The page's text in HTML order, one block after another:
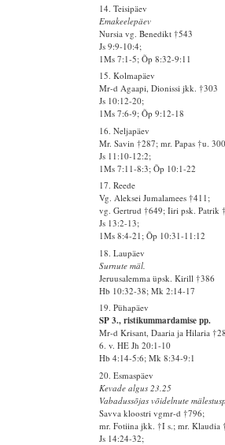
14. Teisipäev
Emakeelepäev
Nursia vg. Benedikt †543
Js 9:9-10:4;
1Ms 7:1-5; Õp 8:32-9:11
15. Kolmapäev
Mr-d Agaapi, Dionissi jkk. †303
Js 10:12-20;
1Ms 7:6-9; Õp 9:12-18
16. Neljapäev
Mr. Savin †287; mr. Papas †u. 300
Js 11:10-12:2;
1Ms 7:11-8:3; Õp 10:1-22
17. Reede
Vg. Aleksei Jumalamees †411;
vg. Gertrud †649; Iiri psk. Patrik
Js 13:2-13;
1Ms 8:4-21; Õp 10:31-11:12
18. Laupäev
Surnute mäl.
Jeruusalemma üpsk. Kirill †386
Hb 10:32-38; Mk 2:14-17
19. Pühapäev
SP 3., ristikummardamise pp.
Mr-d Krisant, Daaria ja Hilaria
6. v. HE Jh 20:1-10
Hb 4:14-5:6; Mk 8:34-9:1
20. Esmaspäev
Kevade algus 23.25
Vabadussõjas võidelnute
Savva kloostri vgmr-d †796;
mr. Fotiina jkk. †I s.; mr. Klaudia
Js 14:24-32;